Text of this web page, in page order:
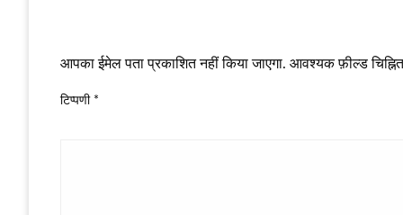
आपका ईमेल पता प्रकाशित नहीं किया जाएगा. आवश्यक फ़ील्ड
टिप्पणी *